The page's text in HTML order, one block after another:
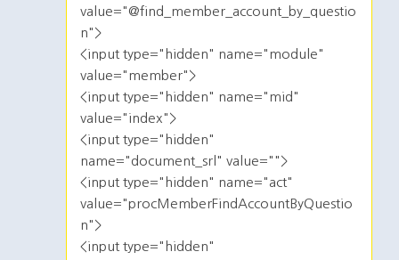
value="@find_member_account_by_questio
n">
<input type="hidden" name="module"
value="member">
<input type="hidden" name="mid"
value="index">
<input type="hidden"
name="document_srl" value="">
<input type="hidden" name="act"
value="procMemberFindAccountByQuestio
n">
<input type="hidden"